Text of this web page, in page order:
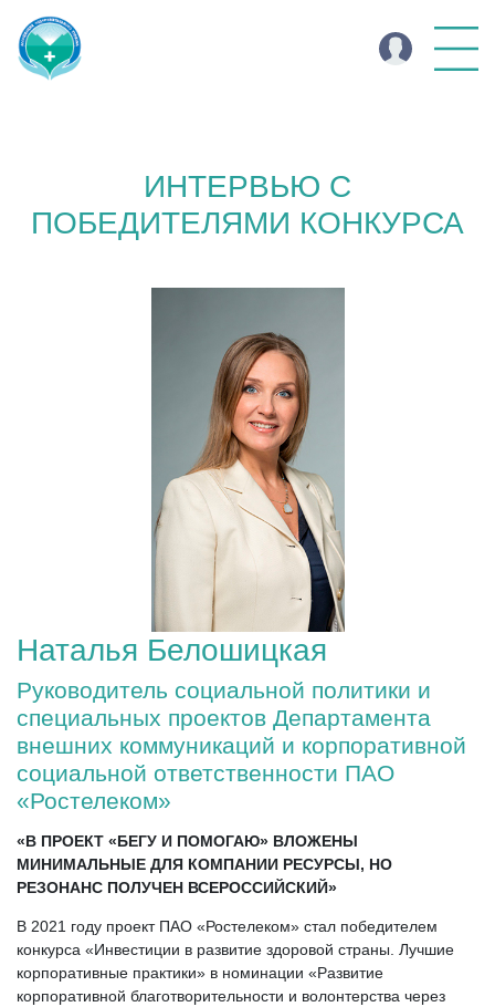
ИНТЕРВЬЮ С
ПОБЕДИТЕЛЯМИ КОНКУРСА
Наталья Белошицкая
Руководитель социальной политики и
специальных проектов Департамента
внешних коммуникаций и корпоративной
социальной ответственности ПАО
«Ростелеком»
«В ПРОЕКТ «БЕГУ И ПОМОГАЮ» ВЛОЖЕНЫ
МИНИМАЛЬНЫЕ ДЛЯ КОМПАНИИ РЕСУРСЫ, НО
РЕЗОНАНС ПОЛУЧЕН ВСЕРОССИЙСКИЙ»
В 2021 году проект ПАО «Ростелеком» стал победителем
конкурса «Инвестиции в развитие здоровой страны. Лучшие
корпоративные практики» в номинации «Развитие
корпоративной благотворительности и волонтерства через